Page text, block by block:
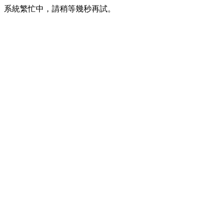
系統繁忙中，請稍等幾秒再試。